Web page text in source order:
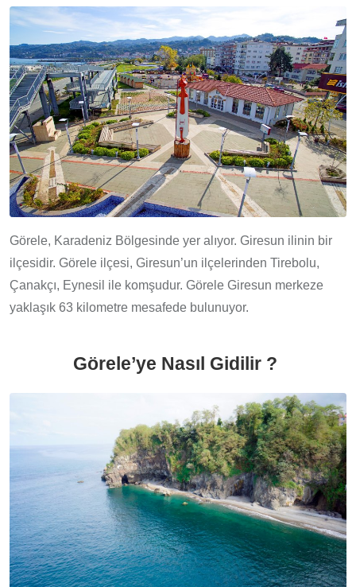
Görele, Karadeniz Bölgesinde yer alıyor. Giresun ilinin bir
ilçesidir. Görele ilçesi, Giresun’un ilçelerinden Tirebolu,
Çanakçı, Eynesil ile komşudur. Görele Giresun merkeze
yaklaşık 63 kilometre mesafede bulunuyor.
Görele’ye Nasıl Gidilir ?